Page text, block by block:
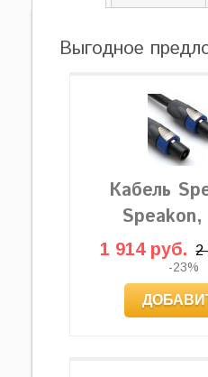
Выгодное
Кабель
1 914 руб. 2
-23%